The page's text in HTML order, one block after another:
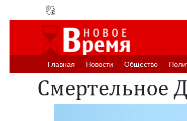
Главная Новости Oбщество
Смертельное